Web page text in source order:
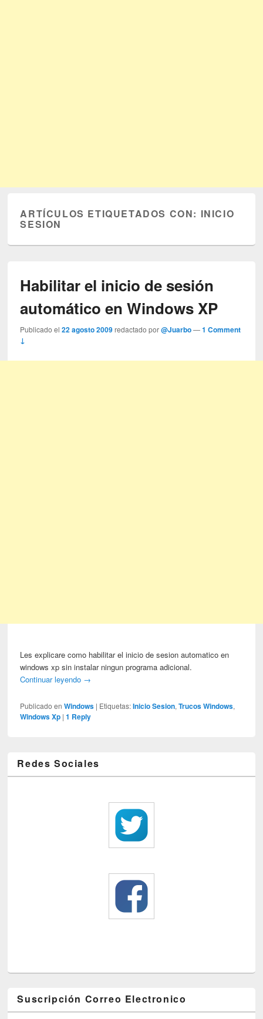
ARTÍCULOS ETIQUETADOS CON: INICIO
SESION
Habilitar el inicio de sesión
automático en Windows XP
Publicado el22 agosto 2009 redactado por@Juarbo —1 Comment
↓
Les explicare como habilitar el inicio de sesion automatico en
windows xp sin instalar ningun programa adicional.
Continuar leyendo →
Publicado en Windows | Etiquetas: Inicio Sesion,Trucos Windows,
Windows Xp |1 Reply
Redes Sociales
Suscripción Correo Electronico